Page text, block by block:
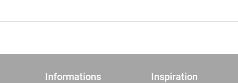
Informations Inspiration